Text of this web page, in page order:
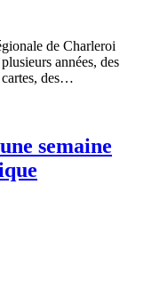
de Charleroi
années, des
cartes, des…
semaine